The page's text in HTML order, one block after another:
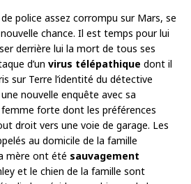
police assez corrompu sur Mars, se
chance. Il est temps pour lui
derrière lui la mort de tous ses
d’un virus télépathique dont il
sur Terre l’identité du détective
nouvelle enquête avec sa
forte dont les préférences
droit vers une voie de garage. Les
au domicile de la famille
mère ont été sauvagement
et le chien de la famille sont